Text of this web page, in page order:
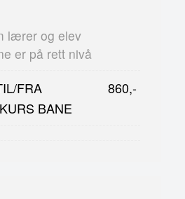
lærer og elev
er på rett nivå
FRA
BANE
860,-